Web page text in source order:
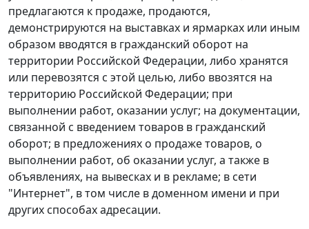
предлагаются к продаже, продаются,
демонстрируются на выставках и ярмарках или иным
образом вводятся в гражданский оборот на
территории Российской Федерации, либо хранятся
или перевозятся с этой целью, либо ввозятся на
территорию Российской Федерации; при
выполнении работ, оказании услуг; на документации,
связанной с введением товаров в гражданский
оборот; в предложениях о продаже товаров, о
выполнении работ, об оказании услуг, а также в
объявлениях, на вывесках и в рекламе; в сети
"Интернет", в том числе в доменном имени и при
других способах адресации.